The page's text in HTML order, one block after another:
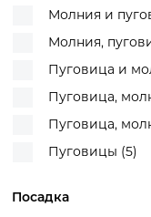
40W 30L (4)
Молния и
Молния,
Пуговица и
Пуговица,
Пуговица,
Пуговицы (5)
Посадка